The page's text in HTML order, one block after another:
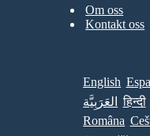
Om oss
Kontakt oss
English
العَرَبِيَّة
हिन्दी
Româna